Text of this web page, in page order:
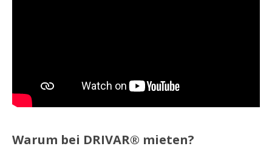
Warum bei DRIVAR® mieten?